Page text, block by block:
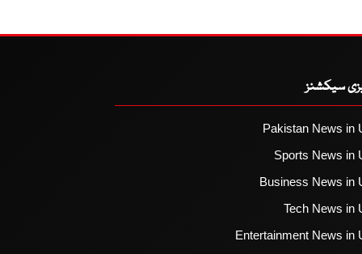
سیکشنز
Pakistan News in
Sports News in
Business News in
Tech News in
Entertainment News in